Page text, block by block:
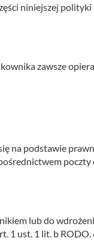
niniejszej
zawsze
na podstawie
lub do
1 ust. 1 lit. b RODO.